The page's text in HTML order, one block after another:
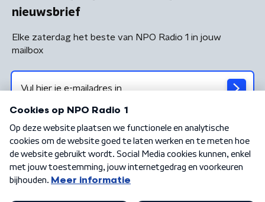
nieuwsbrief
Elke zaterdag het beste van NPO Radio 1 in jouw
mailbox
Algemene voorwaarden